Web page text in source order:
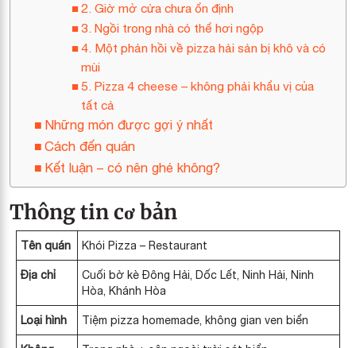
2. Giờ mở cửa chưa ổn định
3. Ngồi trong nhà có thể hơi ngộp
4. Một phản hồi về pizza hải sản bị khô và có
mùi
5. Pizza 4 cheese – không phải khẩu vị của
tất cả
Những món được gợi ý nhất
Cách đến quán
Kết luận – có nên ghé không?
Thông tin cơ bản
Tên quán Khói Pizza – Restaurant
Địa chỉ
Cuối bờ kè Đông Hải, Dốc Lết, Ninh Hải, Ninh
Hòa, Khánh Hòa
Loại hình Tiệm pizza homemade, không gian ven biển